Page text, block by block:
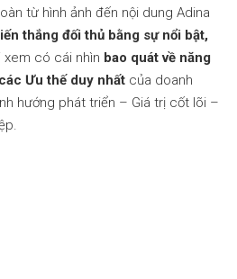
từ hình ảnh đến nội dung Adina
thắng đối thủ bằng sự nổi bật,
xem có cái nhìn bao quát về năng
Ưu thế duy nhất của doanh
hướng phát triển – Giá trị cốt lõi –